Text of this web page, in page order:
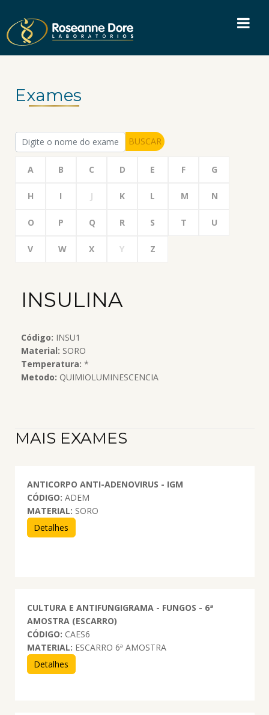
Exames
BUSCAR
A B C D E F G
H I J K L M N
O P Q R S T U
V W X Y Z
INSULINA
Código: INSU1
Material: SORO
Temperatura: *
Metodo: QUIMIOLUMINESCENCIA
MAIS EXAMES
ANTICORPO ANTI-ADENOVIRUS - IGM
CÓDIGO: ADEM
MATERIAL: SORO
Detalhes
CULTURA E ANTIFUNGIGRAMA - FUNGOS - 6ª
AMOSTRA (ESCARRO)
CÓDIGO: CAES6
MATERIAL: ESCARRO 6ª AMOSTRA
Detalhes